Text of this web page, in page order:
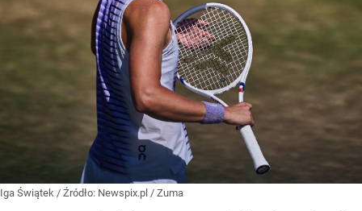
Iga Świątek / Źródło: Newspix.pl / Zuma